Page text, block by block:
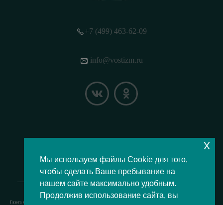
+7 (499) 463-62-09
info@vostizm.ru
Газета муниципального округа Восточное Измайлово.
Мы используем файлы Cookie для того,
чтобы сделать Ваше пребывание на
нашем сайте максимально удобным.
Продолжив использование сайта, вы
x